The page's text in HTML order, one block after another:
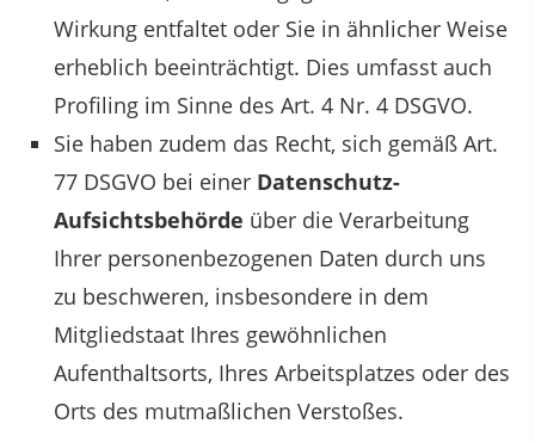
Wirkung entfaltet oder Sie in ähnlicher Weise
erheblich beeinträchtigt. Dies umfasst auch
Profiling im Sinne des Art. 4 Nr. 4 DSGVO.
Sie haben zudem das Recht, sich gemäß Art.
77 DSGVO bei einer Datenschutz-
Aufsichtsbehörde über die Verarbeitung
Ihrer personenbezogenen Daten durch uns
zu beschweren, insbesondere in dem
Mitgliedstaat Ihres gewöhnlichen
Aufenthaltsorts, Ihres Arbeitsplatzes oder des
Orts des mutmaßlichen Verstoßes.